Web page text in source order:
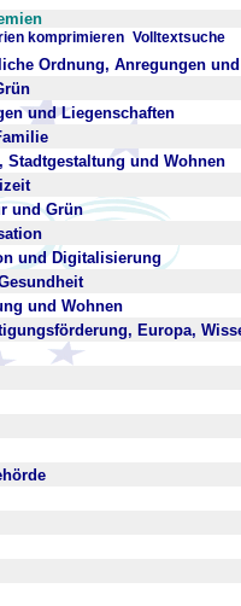
komprimieren Volltextsuche
Ordnung, Anregungen
und Liegenschaften
und Wohnen
und Grün
und Digitalisierung
und Wohnen
Europa,